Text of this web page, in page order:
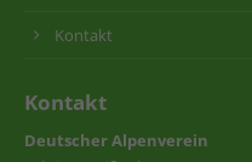
Kontakt
Kontakt
Deutscher Alpenverein